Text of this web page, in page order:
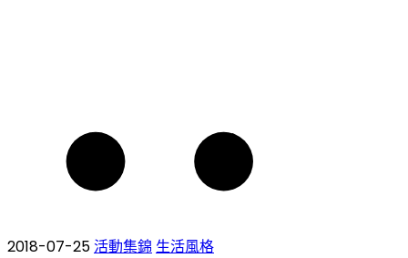
2018-07-25活動集錦 生活風格